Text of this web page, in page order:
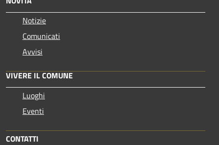
Notizie
Comunicati
Avvisi
VIVERE IL COMUNE
Luoghi
Eventi
CONTATTI